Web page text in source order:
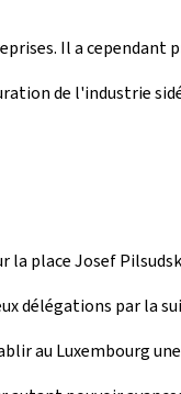
Il a cependant
de l'industrie
la place Josef
délégations par la
au Luxembourg